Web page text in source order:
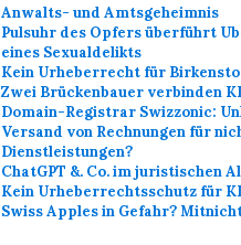
Anwalts- und Amtsgeheimnis
Pulsuhr des Opfers überführt
eines Sexualdelikts
Kein Urheberrecht für
Zwei Brückenbauer verbinden
Domain-Registrar Swizzonic:
Versand von Rechnungen für
Dienstleistungen?
ChatGPT &. Co. im juristischen
Kein Urheberrechtsschutz für KI
Swiss Apples in Gefahr?